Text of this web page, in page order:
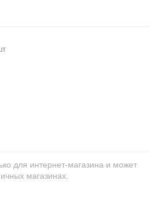
для интернет-магазина и может
магазинах.